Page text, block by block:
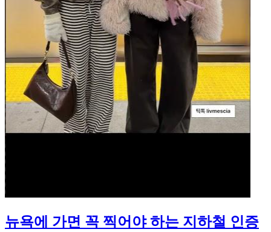
뉴욕에 가면 꼭 찍어야 하는 지하철 인증